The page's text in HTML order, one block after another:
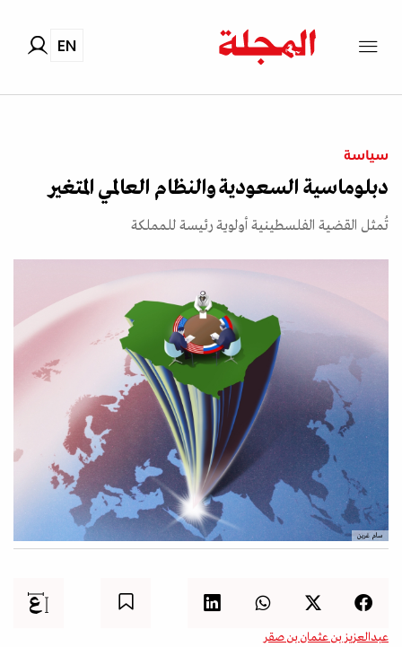
EN
سياسة
دبلوماسية السعودية والنظام العالمي المتغير
تُمثل القضية الفلسطينية أولوية رئيسة للمملكة
سام غرين
عبدالعزيز بن عثمان بن صقر